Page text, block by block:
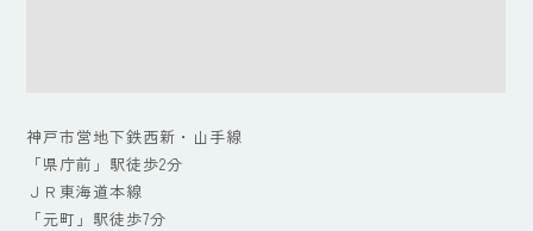
神戸市営地下鉄西新・山手線
「県庁前」駅徒歩2分
ＪＲ東海道本線
「元町」駅徒歩7分